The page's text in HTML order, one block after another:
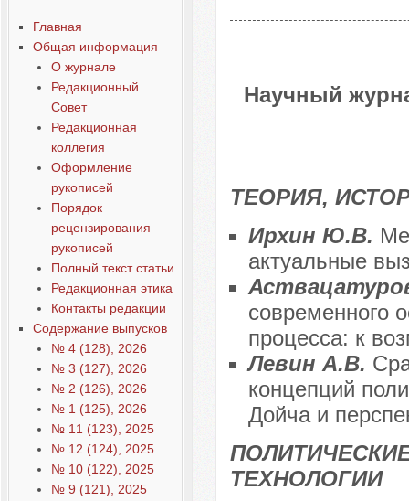
Главная
Общая информация
О журнале
Редакционный
Совет
Редакционная
коллегия
Оформление
рукописей
Порядок
рецензирования
рукописей
Полный текст статьи
Редакционная этика
Контакты редакции
Содержание выпусков
№ 4 (128), 2026
№ 3 (127), 2026
№ 2 (126), 2026
№ 1 (125), 2026
№ 11 (123), 2025
№ 12 (124), 2025
№ 10 (122), 2025
№ 9 (121), 2025
Научный
ТЕОРИЯ,
Ирхин Ю.В.
актуальные
современного
процесса: к
Левин А.В.
концепций
Дойча и
ТЕХНОЛОГИИ